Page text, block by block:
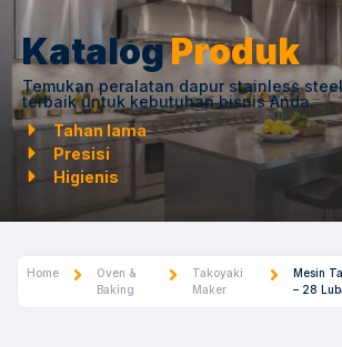
KatalogProduk
Temukan peralatan dapur stainless
terbaik untuk kebutuhan bisnis Anda.
Tahan lama
Presisi
Higienis
Home
Oven &
Baking
Takoyaki
Maker
Mesin
– 28